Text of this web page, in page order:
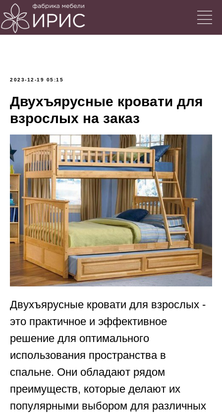
2023-12-19 05:15
Двухъярусные кровати для
взрослых на заказ
Двухъярусные кровати для взрослых -
это практичное и эффективное
решение для оптимального
использования пространства в
спальне. Они обладают рядом
преимуществ, которые делают их
популярными выбором для различных